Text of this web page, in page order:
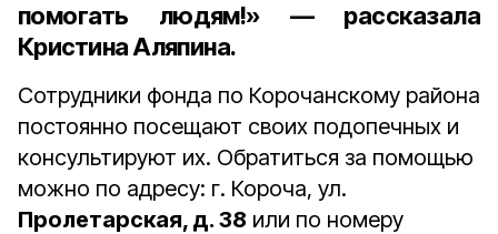
помогать людям!» — рассказала
КристинаАляпина.
Сотрудники фонда по Корочанскому района
постоянно посещают своих подопечных и
консультируют их. Обратиться за помощью
можно по адресу: г. Короча, ул.
Пролетарская, д. 38 или по номеру